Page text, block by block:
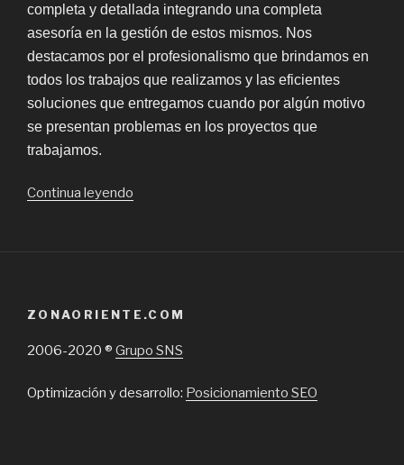
completa y detallada integrando una completa
asesoría en la gestión de estos mismos. Nos
destacamos por el profesionalismo que brindamos en
todos los trabajos que realizamos y las eficientes
soluciones que entregamos cuando por algún motivo
se presentan problemas en los proyectos que
trabajamos.
Continua leyendo
proyectos
municipales
Chile”
ZONAORIENTE.COM
2006-2020 ® Grupo SNS
Optimización y desarrollo: Posicionamiento SEO